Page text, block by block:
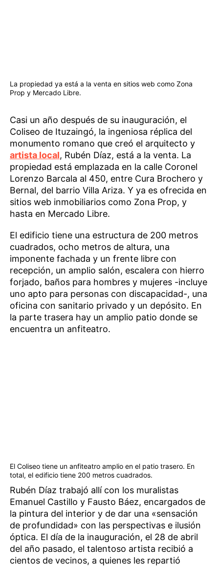
La propiedad ya está a la venta en sitios web como Zona
Prop y Mercado Libre.
Casi un año después de su inauguración, el
Coliseo de Ituzaingó, la ingeniosa réplica del
monumento romano que creó el arquitecto y
artista local, Rubén Díaz, está a la venta. La
propiedad está emplazada en la calle Coronel
Lorenzo Barcala al 450, entre Cura Brochero y
Bernal, del barrio Villa Ariza. Y ya es ofrecida en
sitios web inmobiliarios como Zona Prop, y
hasta en Mercado Libre.
El edificio tiene una estructura de 200 metros
cuadrados, ocho metros de altura, una
imponente fachada y un frente libre con
recepción, un amplio salón, escalera con hierro
forjado, baños para hombres y mujeres -incluye
uno apto para personas con discapacidad-, una
oficina con sanitario privado y un depósito. En
la parte trasera hay un amplio patio donde se
encuentra un anfiteatro.
El Coliseo tiene un anfiteatro amplio en el patio trasero. En
total, el edificio tiene 200 metros cuadrados.
Rubén Díaz trabajó allí con los muralistas
Emanuel Castillo y Fausto Báez, encargados de
la pintura del interior y de dar una «sensación
de profundidad» con las perspectivas e ilusión
óptica. El día de la inauguración, el 28 de abril
del año pasado, el talentoso artista recibió a
cientos de vecinos, a quienes les repartió